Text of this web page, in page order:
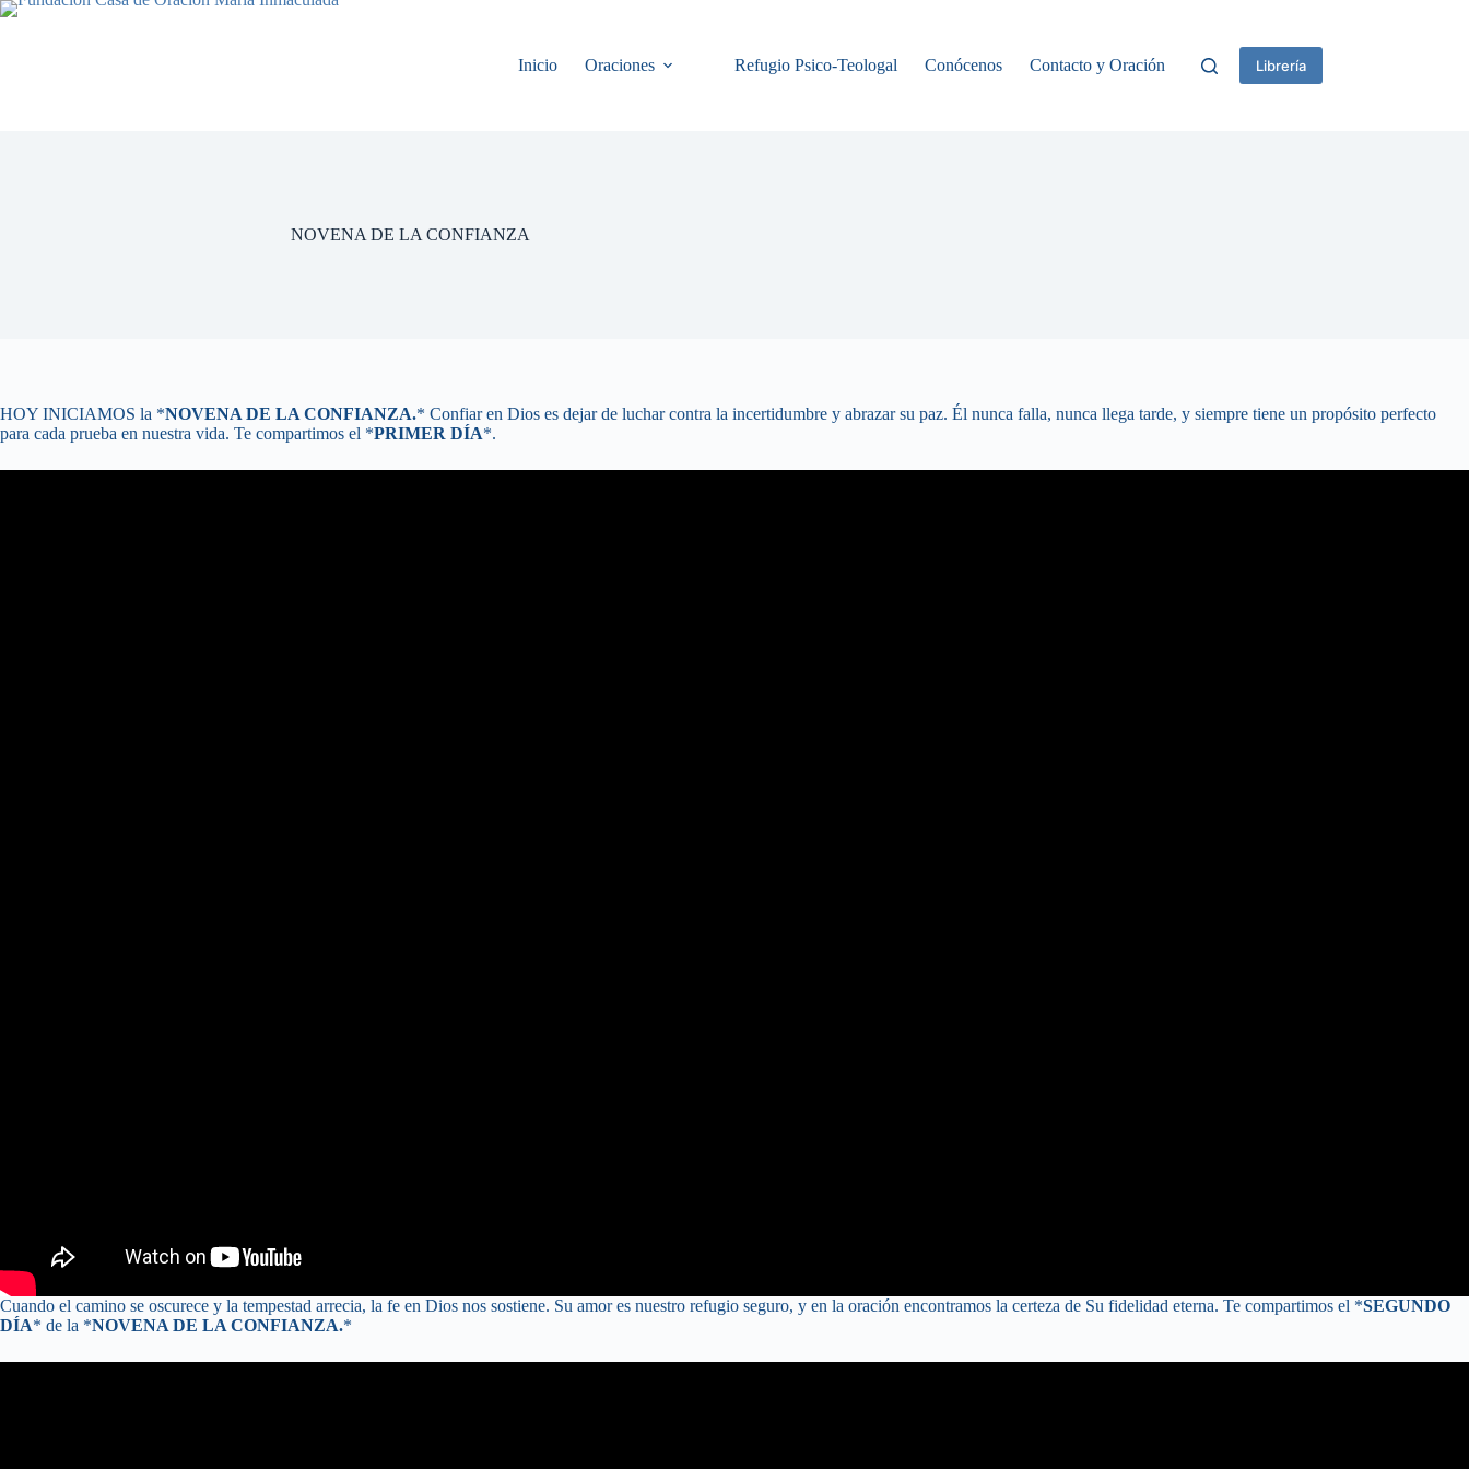
Saltar
Inicio
Oraciones Refugio Psico-Teologal Conócenos Contacto y Oración Librería
NOVENA DE LA CONFIANZA
HOY INICIAMOS la *NOVENA DE LA CONFIANZA.* Confiar en Dios es dejar de luchar contra la incertidumbre y abrazar su paz. Él nunca falla, nunca llega tarde, y siempre tiene un propósito perfecto
para cada prueba en nuestra vida. Te compartimos el *PRIMER DÍA*.
Cuando el camino se oscurece y la tempestad arrecia, la fe en Dios nos sostiene. Su amor es nuestro refugio seguro, y en la oración encontramos la certeza de Su fidelidad eterna. Te compartimos el *SEGUNDO
DÍA* de la *NOVENA DE LA CONFIANZA.*